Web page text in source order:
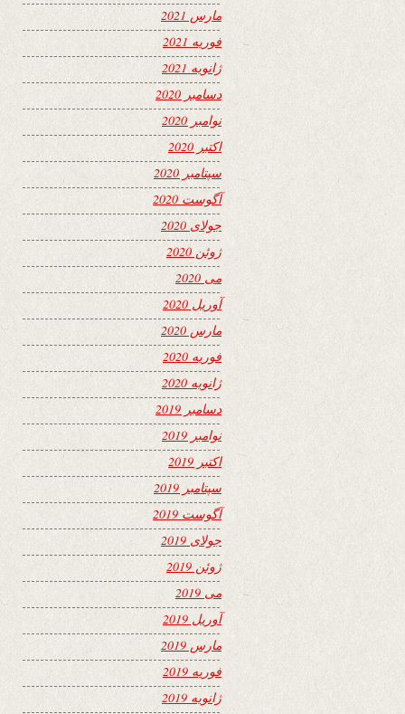
مارس 2021
فوریه 2021
ژانویه 2021
دسامبر 2020
نوامبر 2020
اکتبر 2020
سپتامبر 2020
آگوست 2020
جولای 2020
ژوئن 2020
می 2020
آوریل 2020
مارس 2020
فوریه 2020
ژانویه 2020
دسامبر 2019
نوامبر 2019
اکتبر 2019
سپتامبر 2019
آگوست 2019
جولای 2019
ژوئن 2019
می 2019
آوریل 2019
مارس 2019
فوریه 2019
ژانویه 2019